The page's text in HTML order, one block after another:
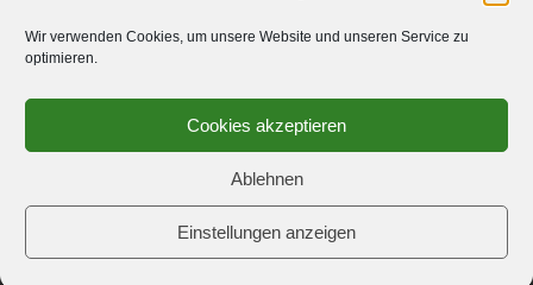
Wir verwenden Cookies, um unsere Website und unseren Service zu
optimieren.
Cookies akzeptieren
Ablehnen
Einstellungen anzeigen
© 2026 Schach-Club Kreuzberg e.V. GeneratePress